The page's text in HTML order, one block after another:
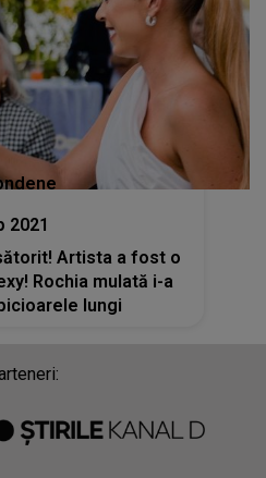
2021
Artista a fost o
Rochia mulată i-a
lungi